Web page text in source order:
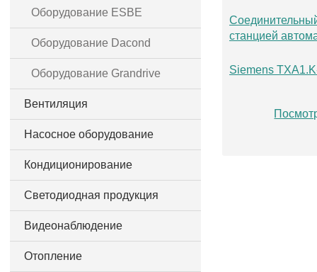
Оборудование ESBE
Оборудование Dacond
Оборудование Grandrive
Вентиляция
Насосное оборудование
Кондиционирование
Светодиодная продукция
Видеонаблюдение
Отопление
станцией
Siemens